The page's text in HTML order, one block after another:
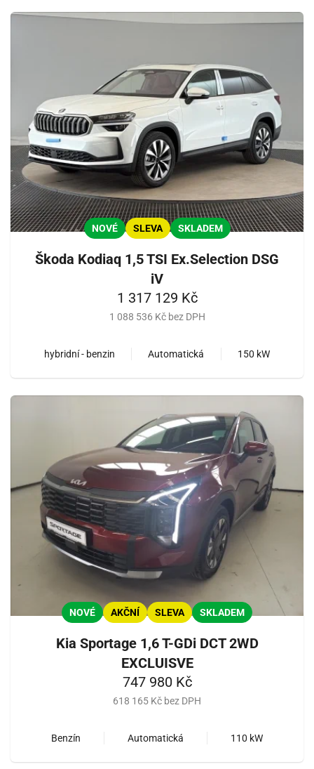
NOVÉ SLEVA SKLADEM
Škoda Kodiaq 1,5 TSI Ex.Selection DSG
iV
1 317 129 Kč
1 088 536 Kč bez DPH
hybridní - benzin Automatická 150 kW
NOVÉ AKČNÍ SLEVA SKLADEM
Kia Sportage 1,6 T-GDi DCT 2WD
EXCLUISVE
747 980 Kč
618 165 Kč bez DPH
Benzín Automatická 110 kW